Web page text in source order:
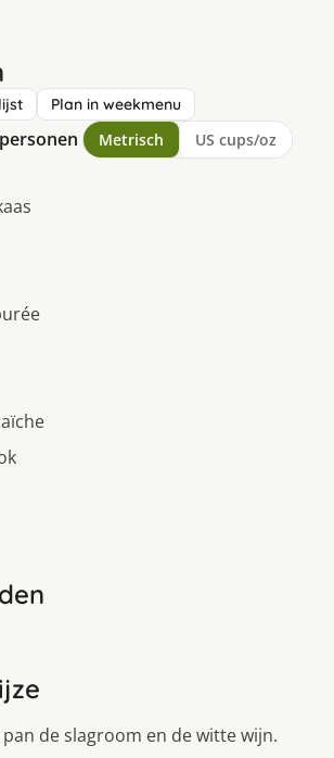
Plan in weekmenu
personen Metrisch US cups/oz
de slagroom en de witte wijn.